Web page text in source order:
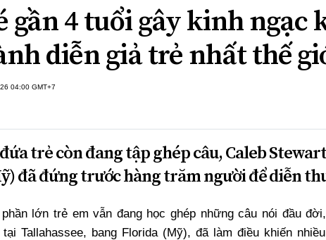
luật
Góc nhìn luật gia
Hồ sơ điều tra
Tiếng nói công dân
Tài chính - Ngân
hàng
Kinh tế vĩ mô
luận
Công nghệ
INFOCUS
gần 4 tuổi gây kinh ngạc
diễn giả trẻ nhất thế
04:00 GMT+7
trẻ còn đang tập ghép câu, Caleb
đã đứng trước hàng trăm người để diễn
lớn trẻ em vẫn đang học ghép những câu nói đầu
tại Tallahassee, bang Florida (Mỹ), đã làm điều khiến